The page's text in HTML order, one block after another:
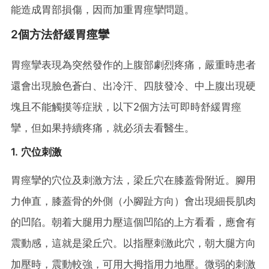
能造成胃部損傷，因而加重胃痙攣問題。
2個方法舒緩胃痙攣
胃痙攣表現為突然發作的上腹部劇烈疼痛，嚴重時患者
還會出現臉色蒼白、出冷汗、四肢發冷、中上腹出現硬
塊且不能觸摸等症狀，以下2個方法可即時舒緩胃痙
攣，但如果持續疼痛，就必須去看醫生。
1. 穴位刺激
胃痙攣的穴位及刺激方法，梁丘穴在膝蓋骨附近。腳用
力伸直，膝蓋骨的外側（小腳趾方向）會出現細長肌肉
的凹陷。朝着大腿用力壓這個凹陷的上方看看，應會有
震動感，這就是梁丘穴。以指壓刺激此穴，朝大腿方向
加壓時，震動較強，可用大拇指用力地壓。微弱的刺激